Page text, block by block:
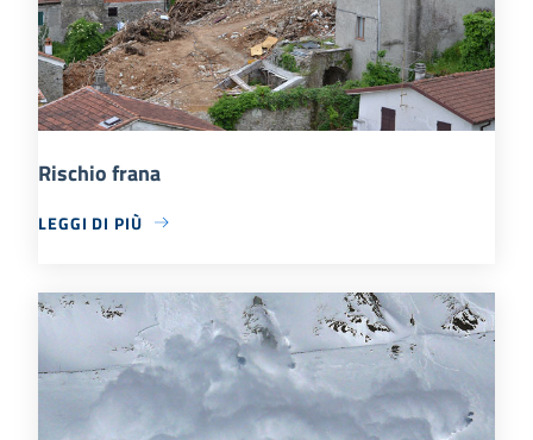
Rischio frana
LEGGI DI PIÙ